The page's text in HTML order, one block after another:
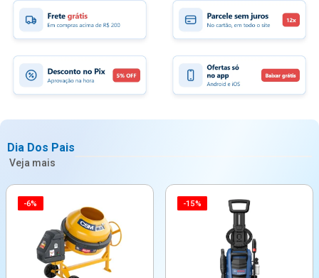
Dia Dos Pais
Veja mais
-6% -15%